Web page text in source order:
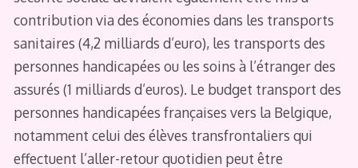
contribution via des économies dans les transports
sanitaires (4,2 milliards d’euro), les transports des
personnes handicapées ou les soins à l’étranger des
assurés (1 milliards d’euros). Le budget transport des
personnes handicapées françaises vers la Belgique,
notamment celui des élèves transfrontaliers qui
effectuent l’aller-retour quotidien peut être